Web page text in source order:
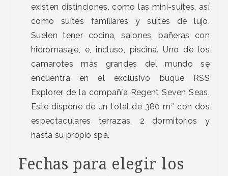
existen distinciones, como las mini-suites, así
como suites familiares y suites de lujo.
Suelen tener cocina, salones, bañeras con
hidromasaje, e, incluso, piscina. Uno de los
camarotes más grandes del mundo se
encuentra en el exclusivo buque RSS
Explorer de la compañía Regent Seven Seas.
Este dispone de un total de 380 m 2 con dos
espectaculares terrazas, 2 dormitorios y
hasta su propio spa.
Fechas para elegir los